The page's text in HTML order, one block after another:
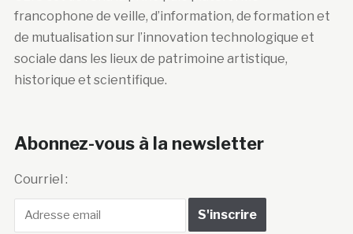
francophone de veille, d’information, de formation et
de mutualisation sur l’innovation technologique et
sociale dans les lieux de patrimoine artistique,
historique et scientifique.
Abonnez-vous à la newsletter
Courriel :